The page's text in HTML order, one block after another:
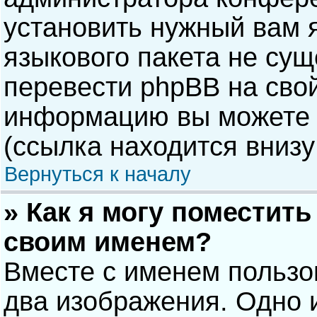
установить нужный вам
языкового пакета не
перевести phpBB на
информацию вы можете
(ссылка находится
Вернуться к началу
» Как я могу
своим именем?
Вместе с именем
два изображения. Одно